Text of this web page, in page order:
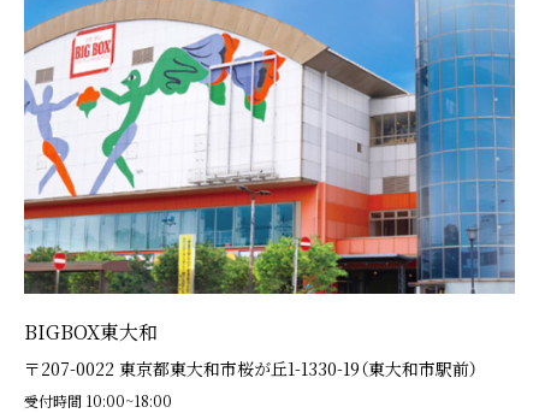
BIGBOX東大和
〒207-0022 東京都東大和市桜が丘1-1330-19（東大和市駅前）
受付時間 10:00~18:00